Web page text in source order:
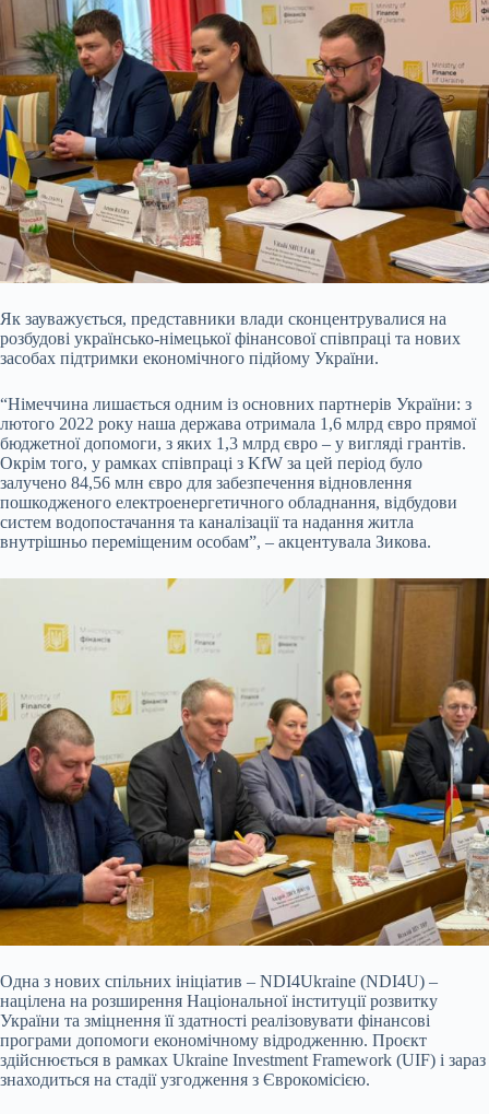
Як зауважується, представники влади сконцентрувалися на
розбудові українсько-німецької фінансової співпраці та нових
засобах підтримки економічного підйому України.
“Німеччина лишається одним із основних партнерів України: з
лютого 2022 року наша держава отримала 1,6 млрд євро прямої
бюджетної допомоги, з яких 1,3 млрд євро – у вигляді грантів.
Окрім того, у рамках співпраці з KfW за цей період було
залучено 84,56 млн євро для забезпечення відновлення
пошкодженого електроенергетичного обладнання, відбудови
систем водопостачання та каналізації та надання житла
внутрішньо переміщеним особам”, – акцентувала Зикова.
Одна з нових спільних ініціатив – NDI4Ukraine (NDI4U) –
націлена на розширення Національної інституції розвитку
України та зміцнення її здатності реалізовувати фінансові
програми допомоги економічному відродженню. Проєкт
здійснюється в рамках Ukraine Investment Framework (UIF) і зараз
знаходиться на стадії узгодження з Єврокомісією.